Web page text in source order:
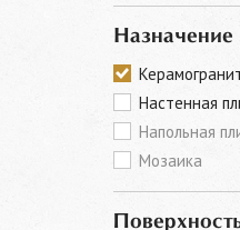
Назначение
Настенная
Напольная
Мозаика